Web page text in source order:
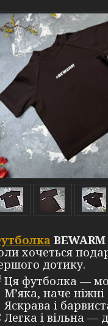
хочеться
дотику.
Ця футболка —
М’яка, наче
Яскрава і
і вільна —